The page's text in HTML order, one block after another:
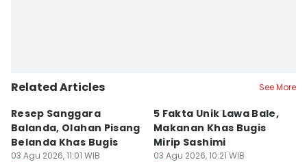
Related Articles See More
Resep Sanggara
Balanda, Olahan Pisang
Belanda Khas Bugis
03 Agu 2026, 11:01 WIB
5 Fakta Unik Lawa Bale,
Makanan Khas Bugis
Mirip Sashimi
03 Agu 2026, 10:21 WIB